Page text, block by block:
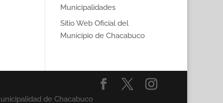
Municipalidades
Sitio Web Oficial del
Municipio de Chacabuco
de Chacabuco